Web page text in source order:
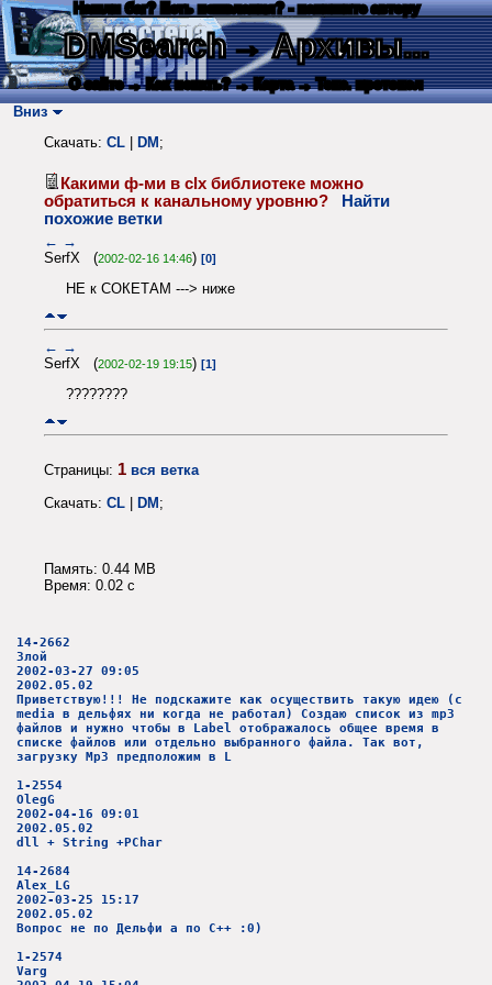
Нашли баг? Есть пожелания? - напишите автору
DMSearch→ Архивы...
О сайте → Как искать? → Карта → Текс. протокол
Вниз
Скачать: CL DM ;
Какими ф-ми в clx библиотеке можно
обратиться к канальному уровню?
Найти
похожие ветки
← →
SerfX (2002-02-16 14:46) [0]
НЕ к СОКЕТАМ ---> ниже
← →
SerfX (2002-02-19 19:15) [1]
????????
Страницы: 1 вся ветка
Скачать: CL DM ;
Память: 0.44 MB
Время: 0.02 c
14-2662
Злой
2002-03-27 09:05
2002.05.02
Приветствую!!! Не подскажите как осуществить такую идею (с
media в дельфях ни когда не работал) Создаю список из mp3
файлов и нужно чтобы в Label отображалось общее время в
списке файлов или отдельно выбранного файла. Так вот,
загрузку Mp3 предположим в L
1-2554
OlegG
2002-04-16 09:01
2002.05.02
dll + String +PChar
14-2684
Alex_LG
2002-03-25 15:17
2002.05.02
Вопрос не по Дельфи а по С++ :0)
1-2574
Varg